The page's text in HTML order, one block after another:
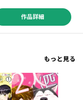
作品詳細
もっと見る